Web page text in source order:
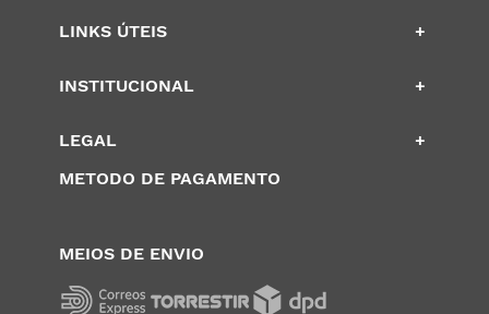
LINKS ÚTEIS +
INSTITUCIONAL +
LEGAL
+
METODO DE PAGAMENTO
MEIOS DE ENVIO